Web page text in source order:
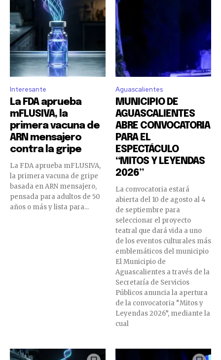
Interesante
La FDA aprueba
mFLUSIVA, la
primera vacuna de
ARN mensajero
contra la gripe
La FDA aprueba mFLUSIVA,
la primera vacuna de gripe
basada en ARN mensajero,
pensada para adultos de 50
años o más y lista para...
Aguascalientes
MUNICIPIO DE
AGUASCALIENTES
ABRE CONVOCATORIA
PARA EL
ESPECTÁCULO
“MITOS Y LEYENDAS
2026”
La convocatoria estará
abierta del 10 de agosto al 4
de septiembre para
seleccionar el proyecto
teatral que dará vida a uno
de los eventos culturales más
emblemáticos del municipio
El Municipio de
Aguascalientes a través de la
Secretaría de Servicios
Públicos anuncia la apertura
de la convocatoria “Mitos y
Leyendas 2026”, mediante la
cual